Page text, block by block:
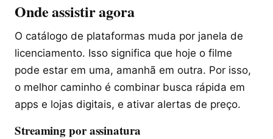
Onde assistir agora
O catálogo de plataformas muda por janela de
licenciamento. Isso significa que hoje o filme
pode estar em uma, amanhã em outra. Por isso,
o melhor caminho é combinar busca rápida em
apps e lojas digitais, e ativar alertas de preço.
Streaming por assinatura